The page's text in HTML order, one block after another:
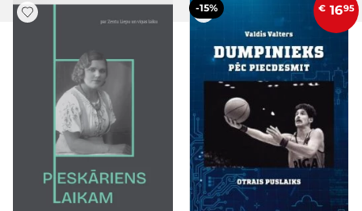
-15% € 1695